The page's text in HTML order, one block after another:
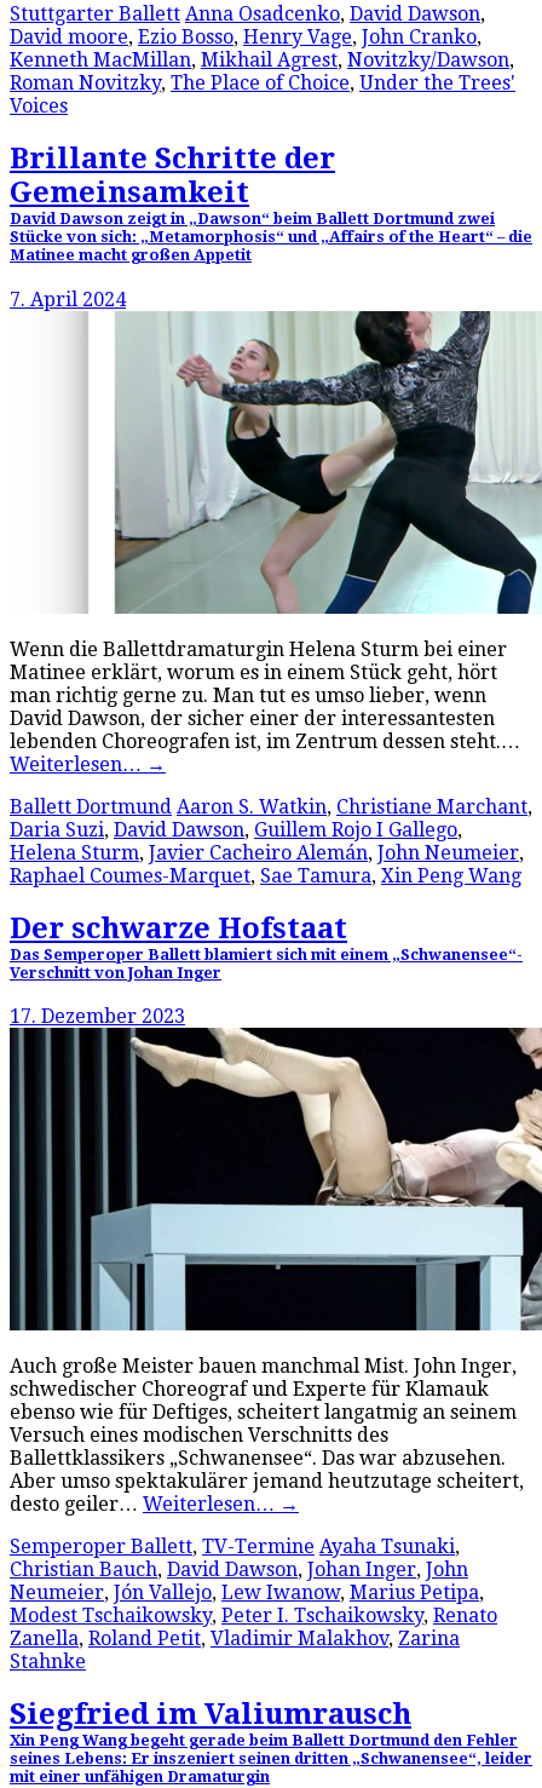
Stuttgarter Ballett Anna Osadcenko, David Dawson,
David moore, Ezio Bosso, Henry Vage, John Cranko,
Kenneth MacMillan, Mikhail Agrest, Novitzky/Dawson,
Roman Novitzky, The Place of Choice, Under the Trees'
Voices
Brillante Schritte der
Gemeinsamkeit
David Dawson zeigt in „Dawson“ beim Ballett Dortmund zwei
Stücke von sich: „Metamorphosis“ und „Affairs of the Heart“ – die
Matinee macht großen Appetit
7. April 2024
Wenn die Ballettdramaturgin Helena Sturm bei einer
Matinee erklärt, worum es in einem Stück geht, hört
man richtig gerne zu. Man tut es umso lieber, wenn
David Dawson, der sicher einer der interessantesten
lebenden Choreografen ist, im Zentrum dessen steht.…
Weiterlesen… →
Ballett Dortmund Aaron S. Watkin, Christiane Marchant,
Daria Suzi, David Dawson, Guillem Rojo I Gallego,
Helena Sturm, Javier Cacheiro Alemán, John Neumeier,
Raphael Coumes-Marquet, Sae Tamura, Xin Peng Wang
Der schwarze Hofstaat
Das Semperoper Ballett blamiert sich mit einem „Schwanensee“-
Verschnitt von Johan Inger
17. Dezember 2023
Auch große Meister bauen manchmal Mist. John Inger,
schwedischer Choreograf und Experte für Klamauk
ebenso wie für Deftiges, scheitert langatmig an seinem
Versuch eines modischen Verschnitts des
Ballettklassikers „Schwanensee“. Das war abzusehen.
Aber umso spektakulärer jemand heutzutage scheitert,
desto geiler… Weiterlesen… →
Semperoper Ballett, TV-Termine Ayaha Tsunaki,
Christian Bauch, David Dawson, Johan Inger, John
Neumeier, Jón Vallejo, Lew Iwanow, Marius Petipa,
Modest Tschaikowsky, Peter I. Tschaikowsky, Renato
Zanella, Roland Petit, Vladimir Malakhov, Zarina
Stahnke
Siegfried im Valiumrausch
Xin Peng Wang begeht gerade beim Ballett Dortmund den Fehler
seines Lebens: Er inszeniert seinen dritten „Schwanensee“, leider
mit einer unfähigen Dramaturgin